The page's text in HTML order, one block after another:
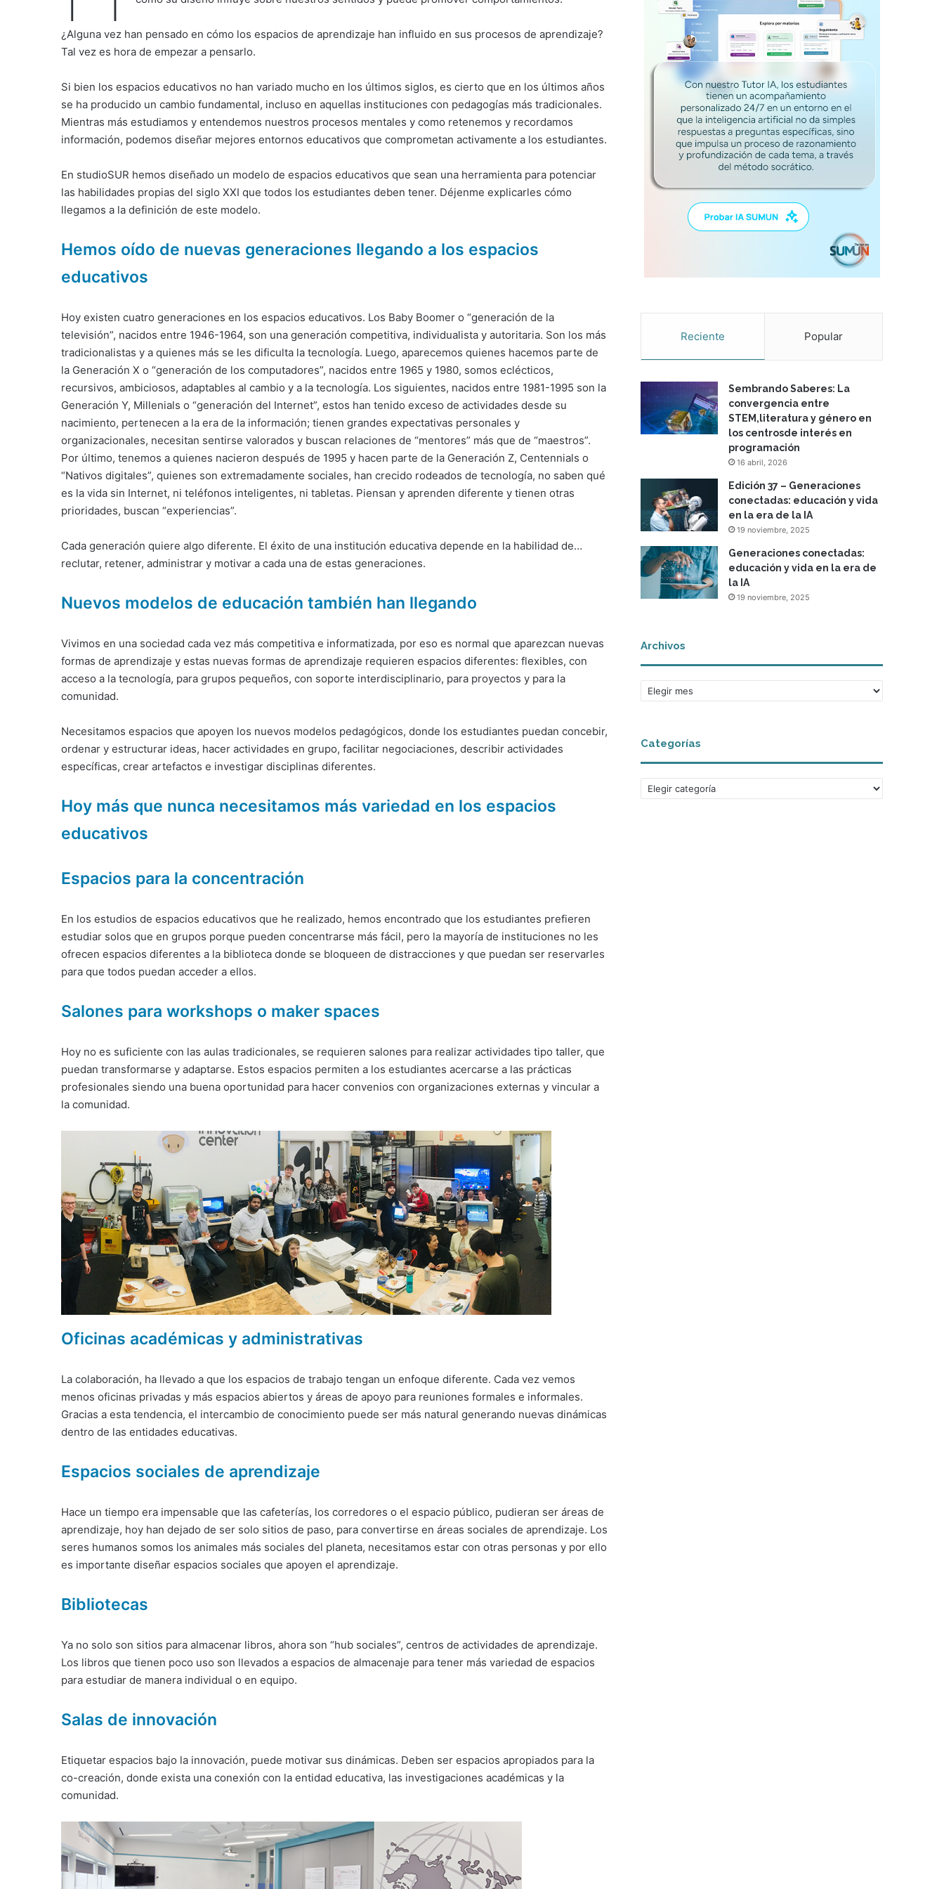
¿Alguna vez han pensado en cómo los espacios de aprendizaje han influido en sus procesos de aprendizaje?
Tal vez es hora de empezar a pensarlo.
Si bien los espacios educativos no han variado mucho en los últimos siglos, es cierto que en los últimos años
se ha producido un cambio fundamental, incluso en aquellas instituciones con pedagogías más tradicionales.
Mientras más estudiamos y entendemos nuestros procesos mentales y como retenemos y recordamos
información, podemos diseñar mejores entornos educativos que comprometan activamente a los estudiantes.
En studioSUR hemos diseñado un modelo de espacios educativos que sean una herramienta para potenciar
las habilidades propias del siglo XXI que todos los estudiantes deben tener. Déjenme explicarles cómo
llegamos a la definición de este modelo.
Hemos oído de nuevas generaciones llegando a los espacios
educativos
Hoy existen cuatro generaciones en los espacios educativos. Los Baby Boomer o “generación de la
televisión”, nacidos entre 1946-1964, son una generación competitiva, individualista y autoritaria. Son los más
tradicionalistas y a quienes más se les dificulta la tecnología. Luego, aparecemos quienes hacemos parte de
la Generación X o “generación de los computadores”, nacidos entre 1965 y 1980, somos eclécticos,
recursivos, ambiciosos, adaptables al cambio y a la tecnología. Los siguientes, nacidos entre 1981-1995 son la
Generación Y, Millenials o “generación del Internet”, estos han tenido exceso de actividades desde su
nacimiento, pertenecen a la era de la información; tienen grandes expectativas personales y
organizacionales, necesitan sentirse valorados y buscan relaciones de “mentores” más que de “maestros”.
Por último, tenemos a quienes nacieron después de 1995 y hacen parte de la Generación Z, Centennials o
“Nativos digitales”, quienes son extremadamente sociales, han crecido rodeados de tecnología, no saben qué
es la vida sin Internet, ni teléfonos inteligentes, ni tabletas. Piensan y aprenden diferente y tienen otras
prioridades, buscan “experiencias”.
Cada generación quiere algo diferente. El éxito de una institución educativa depende en la habilidad de…
reclutar, retener, administrar y motivar a cada una de estas generaciones.
Nuevos modelos de educación también han llegando
Vivimos en una sociedad cada vez más competitiva e informatizada, por eso es normal que aparezcan nuevas
formas de aprendizaje y estas nuevas formas de aprendizaje requieren espacios diferentes: flexibles, con
acceso a la tecnología, para grupos pequeños, con soporte interdisciplinario, para proyectos y para la
comunidad.
Necesitamos espacios que apoyen los nuevos modelos pedagógicos, donde los estudiantes puedan concebir,
ordenar y estructurar ideas, hacer actividades en grupo, facilitar negociaciones, describir actividades
específicas, crear artefactos e investigar disciplinas diferentes.
Hoy más que nunca necesitamos más variedad en los espacios
educativos
Espacios para la concentración
En los estudios de espacios educativos que he realizado, hemos encontrado que los estudiantes prefieren
estudiar solos que en grupos porque pueden concentrarse más fácil, pero la mayoría de instituciones no les
ofrecen espacios diferentes a la biblioteca donde se bloqueen de distracciones y que puedan ser reservarles
para que todos puedan acceder a ellos.
Salones para workshops o maker spaces
Hoy no es suficiente con las aulas tradicionales, se requieren salones para realizar actividades tipo taller, que
puedan transformarse y adaptarse. Estos espacios permiten a los estudiantes acercarse a las prácticas
profesionales siendo una buena oportunidad para hacer convenios con organizaciones externas y vincular a
la comunidad.
Oficinas académicas y administrativas
La colaboración, ha llevado a que los espacios de trabajo tengan un enfoque diferente. Cada vez vemos
menos oficinas privadas y más espacios abiertos y áreas de apoyo para reuniones formales e informales.
Gracias a esta tendencia, el intercambio de conocimiento puede ser más natural generando nuevas dinámicas
dentro de las entidades educativas.
Espacios sociales de aprendizaje
Hace un tiempo era impensable que las cafeterías, los corredores o el espacio público, pudieran ser áreas de
aprendizaje, hoy han dejado de ser solo sitios de paso, para convertirse en áreas sociales de aprendizaje. Los
seres humanos somos los animales más sociales del planeta, necesitamos estar con otras personas y por ello
es importante diseñar espacios sociales que apoyen el aprendizaje.
Bibliotecas
Ya no solo son sitios para almacenar libros, ahora son “hub sociales”, centros de actividades de aprendizaje.
Los libros que tienen poco uso son llevados a espacios de almacenaje para tener más variedad de espacios
para estudiar de manera individual o en equipo.
Salas de innovación
Etiquetar espacios bajo la innovación, puede motivar sus dinámicas. Deben ser espacios apropiados para la
co-creación, donde exista una conexión con la entidad educativa, las investigaciones académicas y la
comunidad.
Reciente Popular
Sembrando Saberes: La
convergencia entre
STEM,literatura y género en
los centrosde interés en
programación
16 abril, 2026
Edición 37 – Generaciones
conectadas: educación y vida
en la era de la IA
19 noviembre, 2025
Generaciones conectadas:
educación y vida en la era de
la IA
19 noviembre, 2025
Archivos
Archivos
Categorías
Categorías